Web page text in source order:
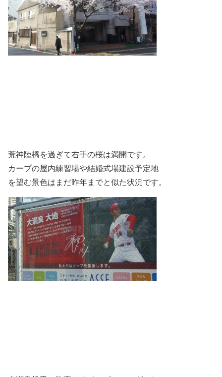
荒神陸橋を過ぎて右手の桜は満開です。
カープの屋内練習場や結婚式場建設予定地
を望む景色はまだ昨年までと似た状況です。